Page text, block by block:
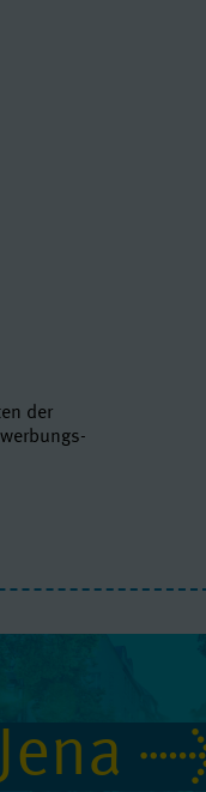
der
Jena